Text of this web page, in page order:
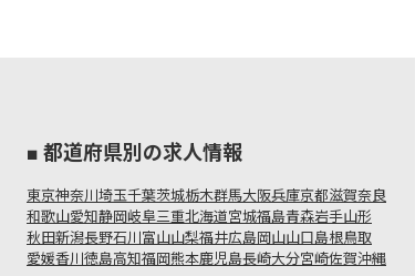
都道府県別の求人情報
東京神奈川 埼玉千葉茨城栃木群馬大阪兵庫京都滋賀奈良
和歌山愛知静岡岐阜三重北海道宮城福島青森岩手山形
秋田新潟長野石川 富山山梨福井広島岡山山口 島根鳥取
愛媛香川 徳島高知福岡熊本鹿児島長崎大分宮崎佐賀沖縄